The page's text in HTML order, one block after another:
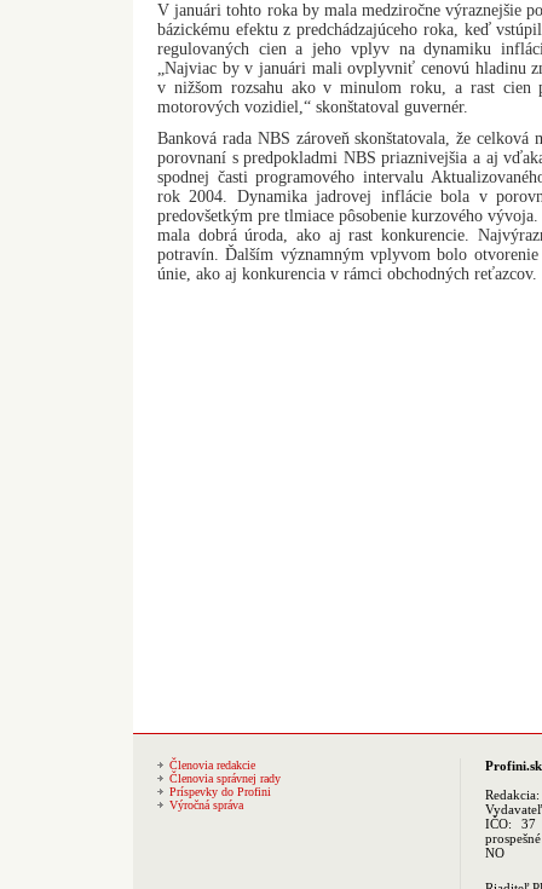
V januári tohto roka by mala medziročne výraznejšie
bázickému efektu z predchádzajúceho roka, keď
regulovaných cien a jeho vplyv na dynamiku
„Najviac by v januári mali ovplyvniť cenovú hladinu
v nižšom rozsahu ako v minulom roku, a rast cien
motorových vozidiel,“ skonštatoval guvernér.
Banková rada NBS zároveň skonštatovala, že
porovnaní s predpokladmi NBS priaznivejšia a aj
spodnej časti programového intervalu
rok 2004. Dynamika jadrovej inflácie bola v
predovšetkým pre tlmiace pôsobenie kurzového
mala dobrá úroda, ako aj rast konkurencie.
potravín. Ďalším významným vplyvom bolo
únie, ako aj konkurencia v rámci obchodných reťazcov.
Členovia redakcie
Členovia správnej rady
Príspevky do Profini
Výročná správa
Profini.sk
Redakcia:
IČO: 37
NO